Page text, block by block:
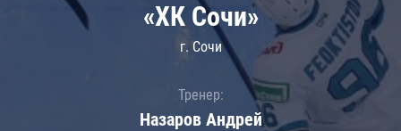
«ХК Сочи»
г. Сочи
Тренер:
Назаров Андрей